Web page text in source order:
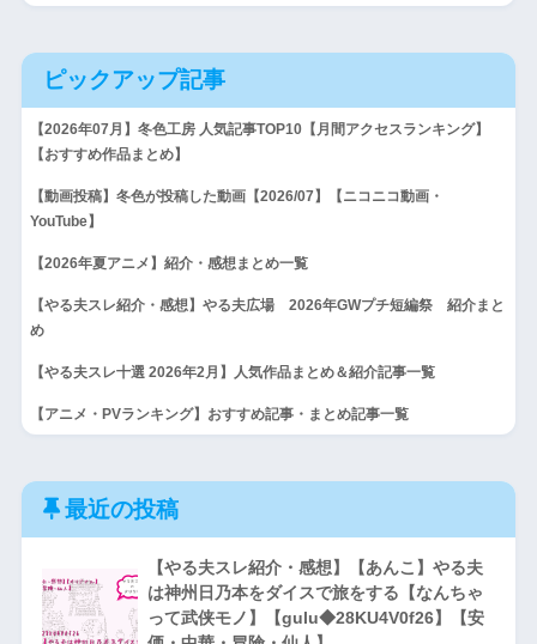
ピックアップ記事
【2026年07月】冬色工房 人気記事TOP10【月間アクセスランキング】
【おすすめ作品まとめ】
【動画投稿】冬色が投稿した動画【2026/07】【ニコニコ動画・
YouTube】
【2026年夏アニメ】紹介・感想まとめ一覧
【やる夫スレ紹介・感想】やる夫広場 2026年GWプチ短編祭 紹介まと
め
【やる夫スレ十選 2026年2月】人気作品まとめ＆紹介記事一覧
【アニメ・PVランキング】おすすめ記事・まとめ記事一覧
最近の投稿
【やる夫スレ紹介・感想】【あんこ】やる夫
は神州日乃本をダイスで旅をする【なんちゃ
って武侠モノ】【gulu◆28KU4V0f26】【安